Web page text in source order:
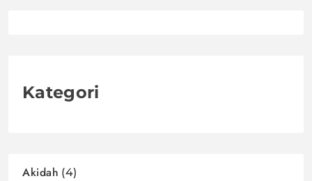
Kategori
Akidah (4)